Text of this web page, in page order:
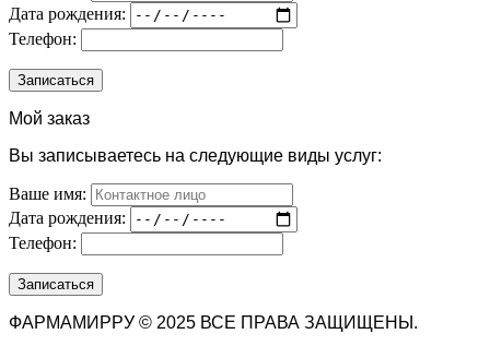
Дата рождения:
Телефон:
Мой заказ
Вы записываетесь на следующие виды услуг:
Ваше имя:
Дата рождения:
Телефон:
ФАРМАМИРРУ © 2025 ВСЕ ПРАВА ЗАЩИЩЕНЫ.